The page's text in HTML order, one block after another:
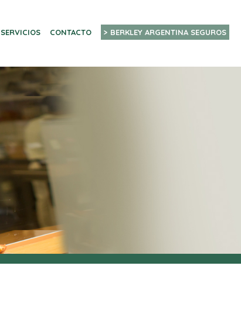
CONTACTO > BERKLEY ARGENTINA SEGUROS